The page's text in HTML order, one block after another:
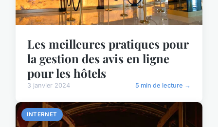
Les meilleures pratiques pour
la gestion des avis en ligne
pour les hôtels
3 janvier 2024 5 min de lecture →
INTERNET